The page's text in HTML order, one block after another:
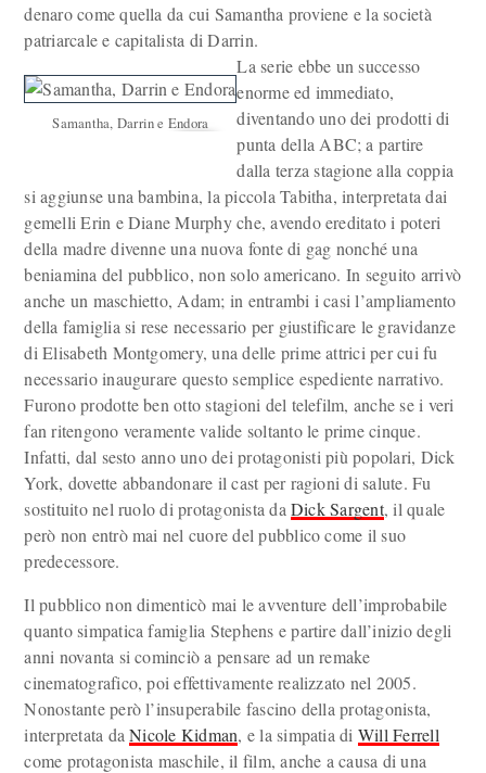
denaro come quella da cui Samantha proviene e la società
patriarcale e capitalista di Darrin.
Samantha, Darrin e Endora
La serie ebbe un successo
enorme ed immediato,
diventando uno dei prodotti di
punta della ABC; a partire
dalla terza stagione alla coppia
si aggiunse una bambina, la piccola Tabitha, interpretata dai
gemelli Erin e Diane Murphy che, avendo ereditato i poteri
della madre divenne una nuova fonte di gag nonché una
beniamina del pubblico, non solo americano. In seguito arrivò
anche un maschietto, Adam; in entrambi i casi l’ampliamento
della famiglia si rese necessario per giustificare le gravidanze
di Elisabeth Montgomery, una delle prime attrici per cui fu
necessario inaugurare questo semplice espediente narrativo.
Furono prodotte ben otto stagioni del telefilm, anche se i veri
fan ritengono veramente valide soltanto le prime cinque.
Infatti, dal sesto anno uno dei protagonisti più popolari, Dick
York, dovette abbandonare il cast per ragioni di salute. Fu
sostituito nel ruolo di protagonista daDick Sargent, il quale
però non entrò mai nel cuore del pubblico come il suo
predecessore.
Il pubblico non dimenticò mai le avventure dell’improbabile
quanto simpatica famiglia Stephens e partire dall’inizio degli
anni novanta si cominciò a pensare ad un remake
cinematografico, poi effettivamente realizzato nel 2005.
Nonostante però l’insuperabile fascino della protagonista,
interpretata daNicole Kidman, e la simpatia di Will Ferrell
come protagonista maschile, il film, anche a causa di una